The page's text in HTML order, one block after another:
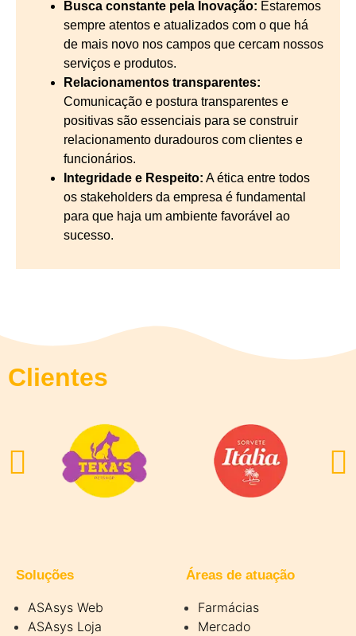
Busca constante pela Inovação: Estaremos
sempre atentos e atualizados com o que há
de mais novo nos campos que cercam nossos
serviços e produtos.
Relacionamentos transparentes:
Comunicação e postura transparentes e
positivas são essenciais para se construir
relacionamento duradouros com clientes e
funcionários.
Integridade e Respeito: A ética entre todos
os stakeholders da empresa é fundamental
para que haja um ambiente favorável ao
sucesso.
Clientes
Soluções
ASAsys Web
ASAsys Loja
Áreas de atuação
Farmácias
Mercado